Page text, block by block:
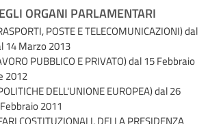
ORGANI PARLAMENTARI
POSTE E TELECOMUNICAZIONI)dal
14 Marzo 2013
PUBBLICO E PRIVATO)dal 15 Febbraio
2012
DELL'UNIONE EUROPEA)dal 26
2011
COSTITUZIONALI, DELLA PRESIDENZA